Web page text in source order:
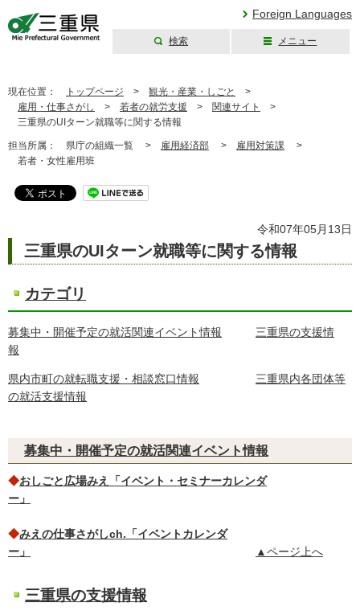
Foreign Languages
検索 メニュー
現在位置： トップページ > 観光・産業・しごと
>
雇用・仕事さがし
> 若者の就労支援 > 関連サイト
>
三重県のUIターン就職等に関する情報
担当所属： 県庁の組織一覧 > 雇用経済部 > 雇用対策課 >
若者・女性雇用班
令和07年05月13日
三重県のUIターン就職等に関する情報
カテゴリ
募集中・開催予定の就活関連イベント情報
三重県の支援情
報
県内市町の就転職支援・相談窓口情報
三重県内各団体等
の就活支援情報
募集中・開催予定の就活関連イベント情報
◆おしごと広場みえ「イベント・セミナーカレンダ
ー」
◆みえの仕事さがしch.「イベントカレンダ
ー」
▲ページ上へ
三重県の支援情報